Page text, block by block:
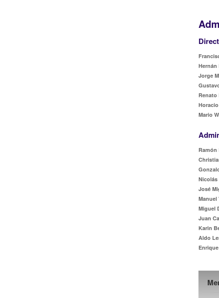
Hernán
Jorge
Renato
Mario
Ramón
Nicolás
José
Manuel
Miguel
Juan
Karin
Aldo